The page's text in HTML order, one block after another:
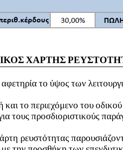
ΧΑΡΤΗΣ
το ύψος των
το περιεχόμενο του οδικού
τους προσδιοριστικούς
ρευστότητας